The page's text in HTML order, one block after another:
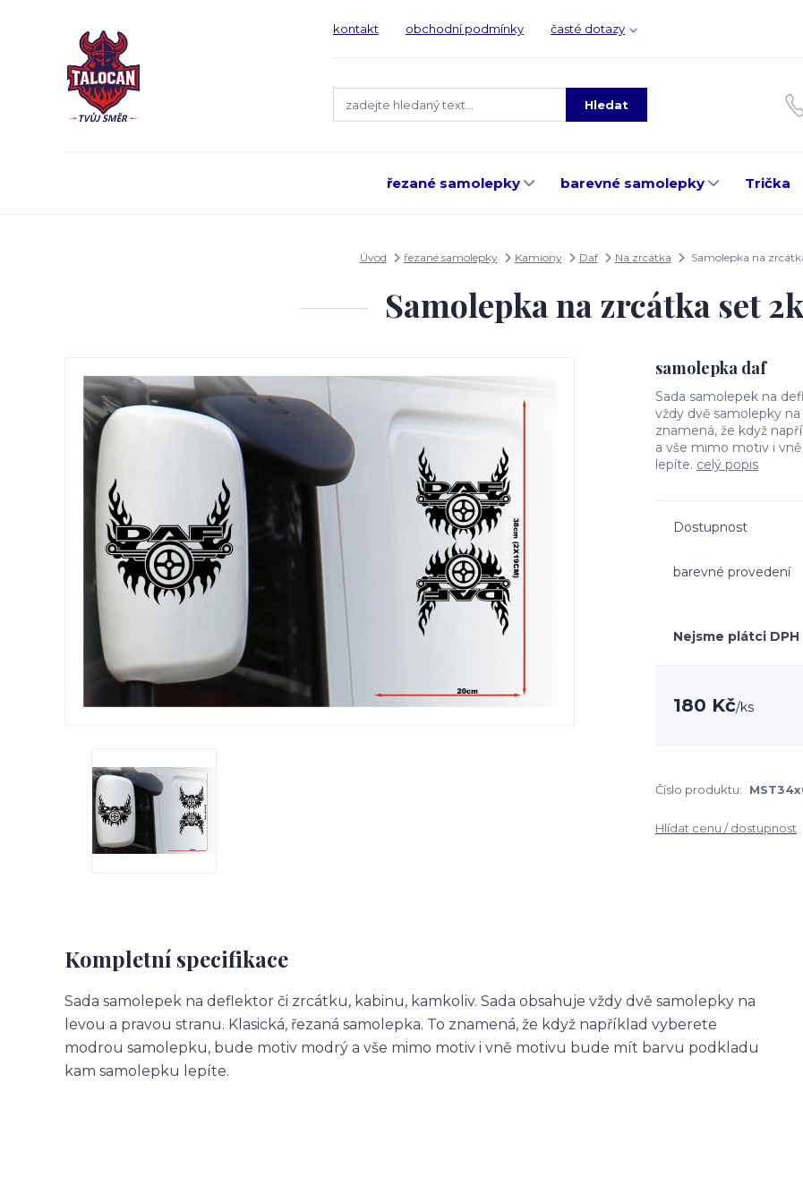
kontakt obchodní podmínky časté dotazy
Hledat
řezané samolepky barevné samolepky Trička
Úvod řezané samolepky Kamiony Daf Na zrcátka Samolepka na
Samolepka na zrcátka set
samolepka daf
Sada samolepek na
vždy dvě samolepky na
znamená, že když
a vše mimo motiv i
lepíte. celý popis
Dostupnost
barevné provedení
Nejsme plátci DPH
180 Kč/ks
Číslo produktu:
Hlídat cenu / dostupnost
Kompletní specifikace
Sada samolepek na deflektor či zrcátku, kabinu, kamkoliv. Sada obsahuje vždy dvě samolepky na
levou a pravou stranu. Klasická, řezaná samolepka. To znamená, že když například vyberete
modrou samolepku, bude motiv modrý a vše mimo motiv i vně motivu bude mít barvu podkladu
kam samolepku lepíte.